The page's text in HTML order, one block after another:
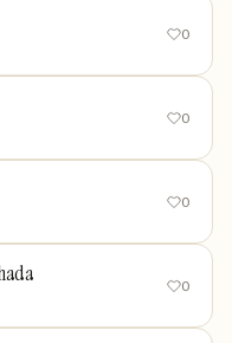
0
0
0
0